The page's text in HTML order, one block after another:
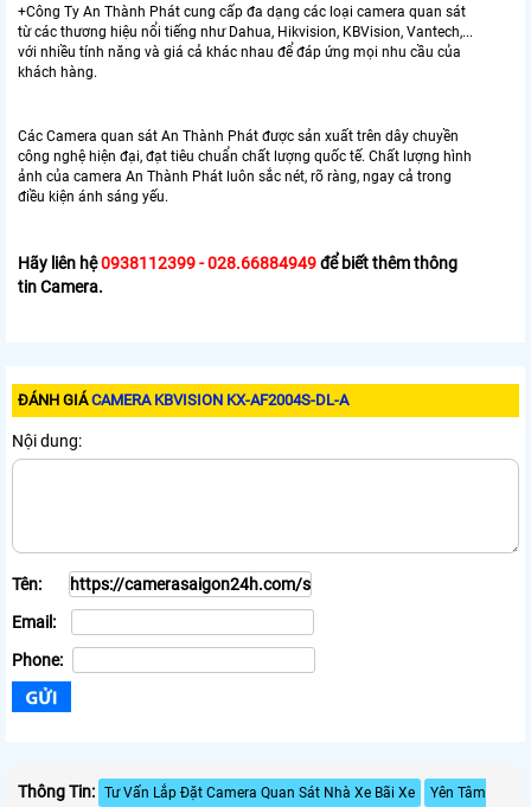
+Công Ty An Thành Phát cung cấp đa dạng các loại camera quan sát
từ các thương hiệu nổi tiếng như Dahua, Hikvision, KBVision, Vantech,...
với nhiều tính năng và giá cả khác nhau để đáp ứng mọi nhu cầu của
khách hàng.
Các Camera quan sát An Thành Phát được sản xuất trên dây chuyền
công nghệ hiện đại, đạt tiêu chuẩn chất lượng quốc tế. Chất lượng hình
ảnh của camera An Thành Phát luôn sắc nét, rõ ràng, ngay cả trong
điều kiện ánh sáng yếu.
Hãy liên hệ0938112399 - 028.66884949để biết thêm thông
tin Camera.
ĐÁNH GIÁCAMERA KBVISION KX-AF2004S-DL-A
Nội dung:
Tên:
Email:
Phone:
Thông Tin: Tư Vấn Lắp Đặt Camera Quan Sát Nhà Xe Bãi Xe
Yên Tâm